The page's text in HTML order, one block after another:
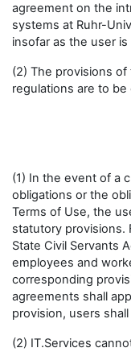
agreement on the
systems at Ruhr-
insofar as the user
(2) The provisions
regulations are to be
(1) In the event of a
obligations or the
Terms of Use, the
statutory provisions.
State Civil Servants
employees and
corresponding
agreements shall
provision, users
(2) IT.Services